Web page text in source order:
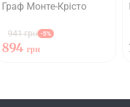
Граф Монте-Крісто
941 грн -5%
894 грн